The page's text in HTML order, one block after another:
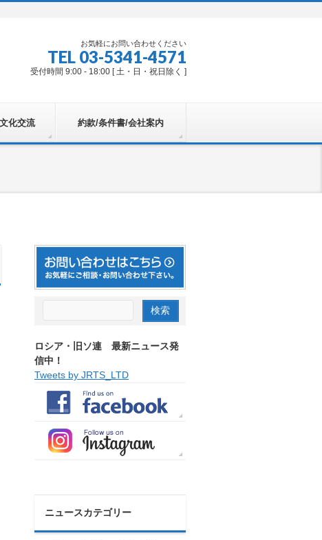
お気軽にお問い合わせください
TEL 03-5341-4571
受付時間 9:00 - 18:00 [ 土・日・祝日除く ]
化交流 約款/条件書/会社案内
ロシア・旧ソ連 最新ニュース発
信中！
Tweets by JRTS_LTD
ニュースカテゴリー